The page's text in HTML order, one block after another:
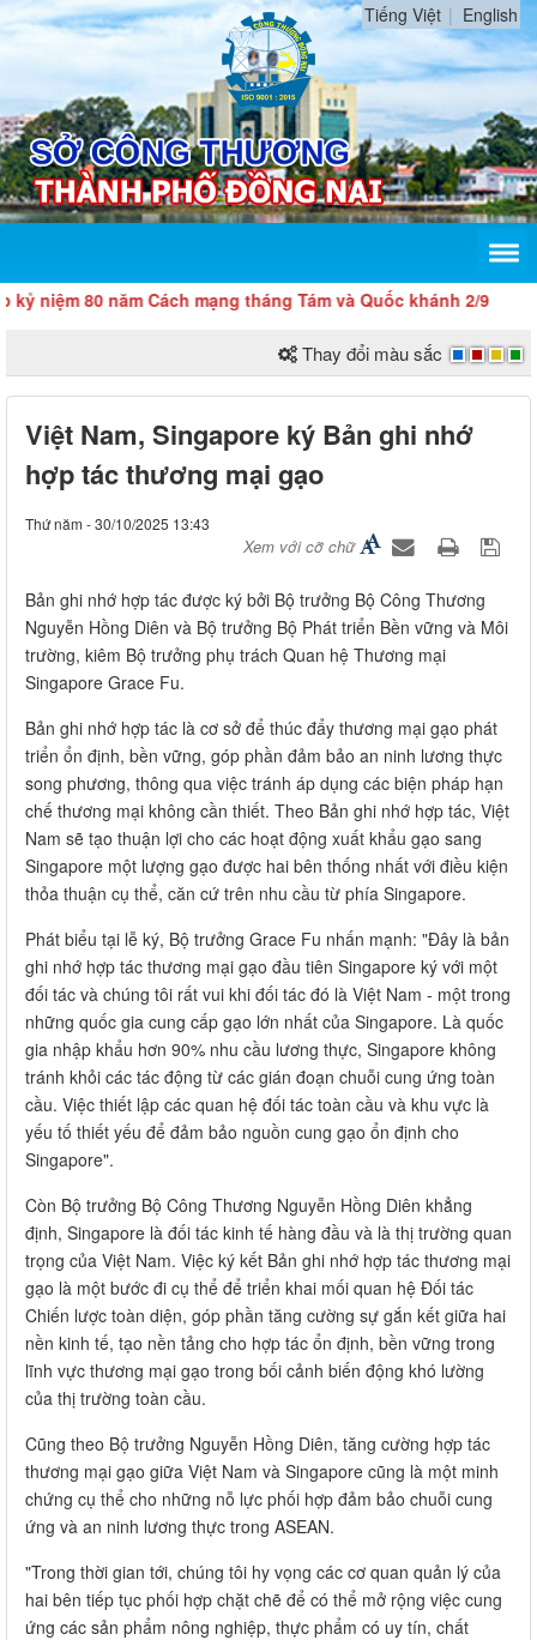
Tiếng Việt English
80 năm Cách mạng tháng Tám và Quốc khánh 2/9
Thay đổi màu sắc
Việt Nam, Singapore ký Bản ghi nhớ
hợp tác thương mại gạo
Thứ năm - 30/10/2025 13:43
Xem với cỡ chữ
Bản ghi nhớ hợp tác được ký bởi Bộ trưởng Bộ Công Thương
Nguyễn Hồng Diên và Bộ trưởng Bộ Phát triển Bền vững và Môi
trường, kiêm Bộ trưởng phụ trách Quan hệ Thương mại
Singapore Grace Fu.
Bản ghi nhớ hợp tác là cơ sở để thúc đẩy thương mại gạo phát
triển ổn định, bền vững, góp phần đảm bảo an ninh lương thực
song phương, thông qua việc tránh áp dụng các biện pháp hạn
chế thương mại không cần thiết. Theo Bản ghi nhớ hợp tác, Việt
Nam sẽ tạo thuận lợi cho các hoạt động xuất khẩu gạo sang
Singapore một lượng gạo được hai bên thống nhất với điều kiện
thỏa thuận cụ thể, căn cứ trên nhu cầu từ phía Singapore.
Phát biểu tại lễ ký, Bộ trưởng Grace Fu nhấn mạnh: "Đây là bản
ghi nhớ hợp tác thương mại gạo đầu tiên Singapore ký với một
đối tác và chúng tôi rất vui khi đối tác đó là Việt Nam - một trong
những quốc gia cung cấp gạo lớn nhất của Singapore. Là quốc
gia nhập khẩu hơn 90% nhu cầu lương thực, Singapore không
tránh khỏi các tác động từ các gián đoạn chuỗi cung ứng toàn
cầu. Việc thiết lập các quan hệ đối tác toàn cầu và khu vực là
yếu tố thiết yếu để đảm bảo nguồn cung gạo ổn định cho
Singapore".
Còn Bộ trưởng Bộ Công Thương Nguyễn Hồng Diên khẳng
định, Singapore là đối tác kinh tế hàng đầu và là thị trường quan
trọng của Việt Nam. Việc ký kết Bản ghi nhớ hợp tác thương mại
gạo là một bước đi cụ thể để triển khai mối quan hệ Đối tác
Chiến lược toàn diện, góp phần tăng cường sự gắn kết giữa hai
nền kinh tế, tạo nền tảng cho hợp tác ổn định, bền vững trong
lĩnh vực thương mại gạo trong bối cảnh biến động khó lường
của thị trường toàn cầu.
Cũng theo Bộ trưởng Nguyễn Hồng Diên, tăng cường hợp tác
thương mại gạo giữa Việt Nam và Singapore cũng là một minh
chứng cụ thể cho những nỗ lực phối hợp đảm bảo chuỗi cung
ứng và an ninh lương thực trong ASEAN.
"Trong thời gian tới, chúng tôi hy vọng các cơ quan quản lý của
hai bên tiếp tục phối hợp chặt chẽ để có thể mở rộng việc cung
ứng các sản phẩm nông nghiệp, thực phẩm có uy tín, chất